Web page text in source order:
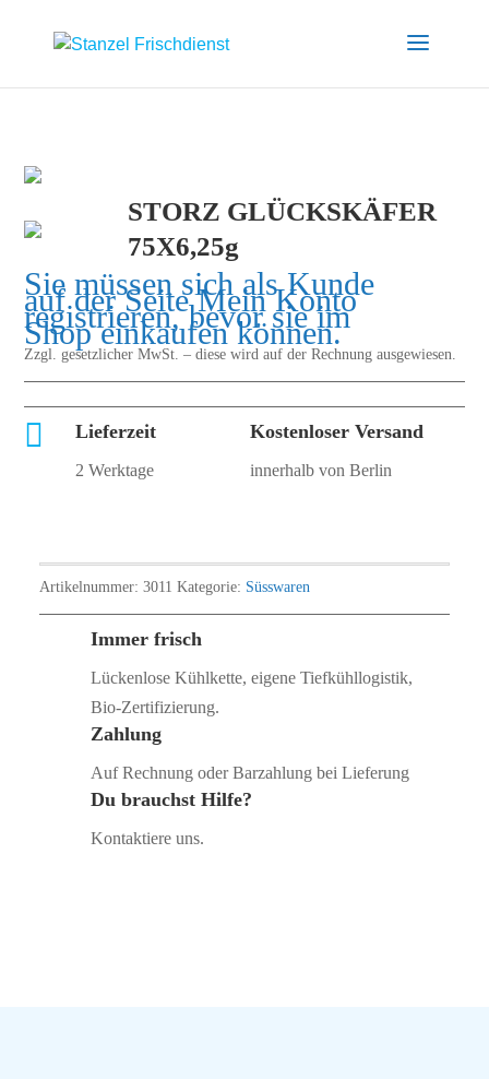
STORZ GLÜCKSKÄFER
75X6,25g
Sie müssen sich als Kunde
auf der SeiteMein Konto
registrieren, bevor sie im
Shop einkaufen können.
Zzgl. gesetzlicher MwSt. – diese wird auf der Rechnung ausgewiesen.
 Lieferzeit
2 Werktage
Kostenloser Versand
innerhalb von Berlin
Artikelnummer: 3011 Kategorie: Süsswaren
Immer frisch
Lückenlose Kühlkette, eigene Tiefkühllogistik,
Bio‑Zertifizierung.
Zahlung
Auf Rechnung oder Barzahlung bei Lieferung
Du brauchst Hilfe?
Kontaktiere uns.